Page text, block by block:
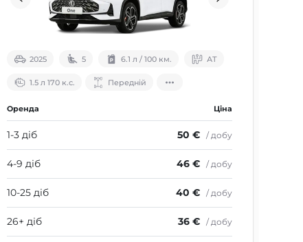
2025 5 6.1 л / 100 км. АТ
1.5 л 170 к.с. Передній
Оренда Ціна
1-3 діб 50 € / добу
4-9 діб 46 € / добу
10-25 діб 40 € / добу
26+ діб 36 € / добу